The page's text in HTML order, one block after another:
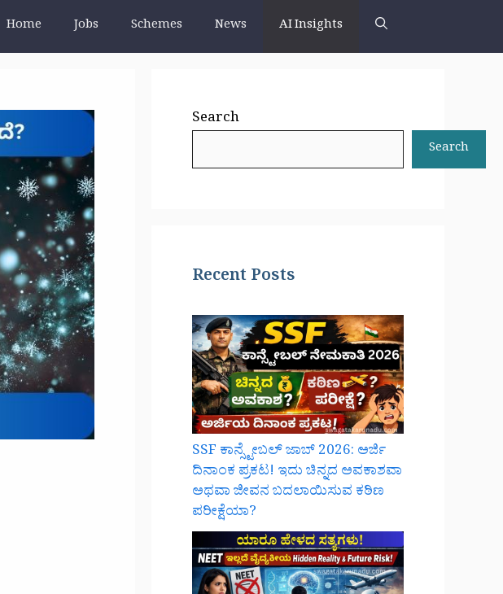
Home Jobs Schemes News AI Insights
Search
Search
Recent Posts
SSF ಕಾನ್ಸ್ಟೇಬಲ್ ಜಾಬ್ 2026: ಅರ್ಜಿ
ದಿನಾಂಕ ಪ್ರಕಟ! ಇದು ಚಿನ್ನದ ಅವಕಾಶವಾ
ಅಥವಾ ಜೀವನ ಬದಲಾಯಿಸುವ ಕಠಿಣ
ಪರೀಕ್ಷೆಯಾ?